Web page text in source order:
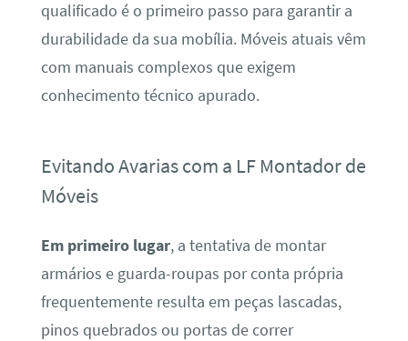
qualificado é o primeiro passo para garantir a
durabilidade da sua mobília. Móveis atuais vêm
com manuais complexos que exigem
conhecimento técnico apurado.
Evitando Avarias com a LF Montador de
Móveis
Em primeiro lugar, a tentativa de montar
armários e guarda-roupas por conta própria
frequentemente resulta em peças lascadas,
pinos quebrados ou portas de correr